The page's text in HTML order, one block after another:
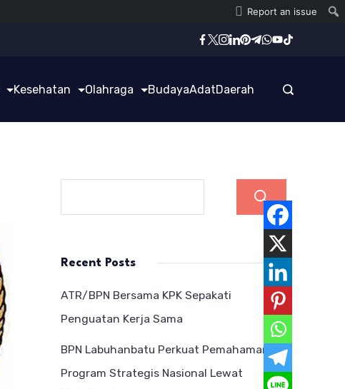
Report an issue
Kesehatan Olahraga BudayaAdatDaerah
Recent Posts
ATR/BPN Bersama KPK Sepakati
Penguatan Kerja Sama
BPN Labuhanbatu Perkuat Pemahaman
Program Strategis Nasional Lewat